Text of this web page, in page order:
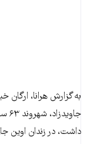
به گزارش هرانا، ارگان
داشت، در زندان اوین